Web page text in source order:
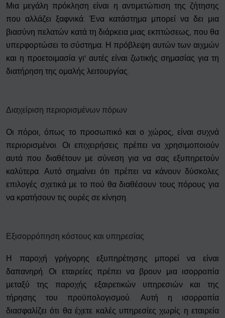
Μια μεγάλη πρόκληση είναι η αντιμετώπιση της ζήτησης
που αλλάζει ξαφνικά. Ένα κατάστημα μπορεί να δει μια
βιασύνη πελατών κατά τη διάρκεια μιας εκπτώσεως, που θα
υπερφορτώσει το σύστημα. Η πρόβλεψη αυτών των αιχμών
και η προετοιμασία γι' αυτές είναι ζωτικής σημασίας για τη
διατήρηση της ομαλής λειτουργίας.
Διαχείριση περιορισμένων πόρων
Οι πόροι, όπως το προσωπικό και ο χώρος, είναι συχνά
περιορισμένοι. Οι επιχειρήσεις πρέπει να χρησιμοποιούν
αυτά που διαθέτουν με σύνεση για να σας εξυπηρετούν
καλύτερα. Αυτό σημαίνει ότι πρέπει να κάνουν δύσκολες
επιλογές σχετικά με το πού θα διαθέσουν τους πόρους για
να κρατήσουν τις ουρές σε κίνηση.
Εξισορρόπηση κόστους και υπηρεσίας
Η παροχή γρήγορης εξυπηρέτησης μπορεί να είναι
δαπανηρή. Οι εταιρείες πρέπει να βρουν μια ισορροπία
μεταξύ της παροχής εξαιρετικών υπηρεσιών και της
τήρησης του προϋπολογισμού. Αυτή η ισορροπία
διασφαλίζει ότι θα έχετε καλές υπηρεσίες χωρίς η εταιρεία